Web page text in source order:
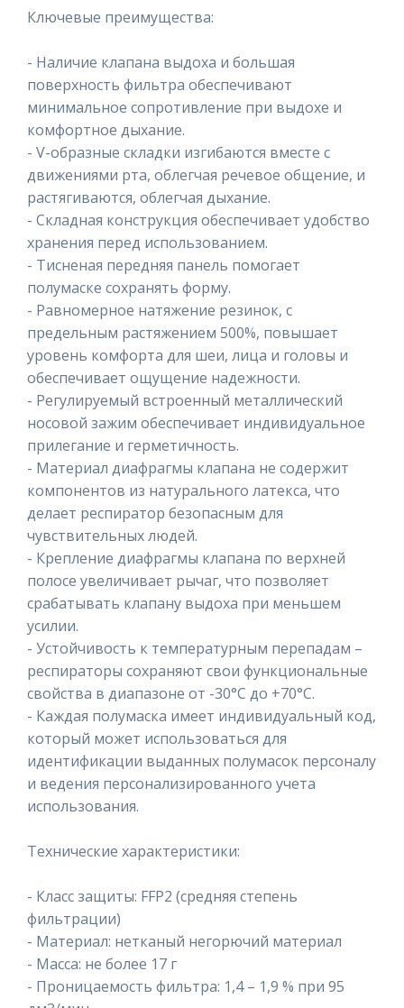
Ключевые преимущества:
- Наличие клапана выдоха и большая
поверхность фильтра обеспечивают
минимальное сопротивление при выдохе и
комфортное дыхание.
- V-образные складки изгибаются вместе с
движениями рта, облегчая речевое общение, и
растягиваются, облегчая дыхание.
- Складная конструкция обеспечивает удобство
хранения перед использованием.
- Тисненая передняя панель помогает
полумаске сохранять форму.
- Равномерное натяжение резинок, с
предельным растяжением 500%, повышает
уровень комфорта для шеи, лица и головы и
обеспечивает ощущение надежности.
- Регулируемый встроенный металлический
носовой зажим обеспечивает индивидуальное
прилегание и герметичность.
- Материал диафрагмы клапана не содержит
компонентов из натурального латекса, что
делает респиратор безопасным для
чувствительных людей.
- Крепление диафрагмы клапана по верхней
полосе увеличивает рычаг, что позволяет
срабатывать клапану выдоха при меньшем
усилии.
- Устойчивость к температурным перепадам –
респираторы сохраняют свои функциональные
свойства в диапазоне от -30°C до +70°C.
- Каждая полумаска имеет индивидуальный код,
который может использоваться для
идентификации выданных полумасок персоналу
и ведения персонализированного учета
использования.
Технические характеристики:
- Класс защиты: FFP2 (средняя степень
фильтрации)
- Материал: нетканый негорючий материал
- Масса: не более 17 г
- Проницаемость фильтра: 1,4 – 1,9 % при 95